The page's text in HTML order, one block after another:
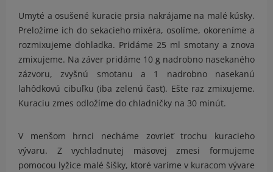
Umyté a osušené kuracie prsia nakrájame na malé kúsky.
Preložíme ich do sekacieho mixéra, osolíme, okoreníme a
rozmixujeme dohladka. Pridáme 25 ml smotany a znova
zmixujeme. Na záver pridáme 10 g nadrobno nasekaného
zázvoru, zvyšnú smotanu a 1 nadrobno nasekanú
lahôdkovú cibuľku (iba zelenú časť). Ešte raz zmixujeme.
Kuraciu zmes odložíme do chladničky na 30 minút.
V menšom hrnci necháme zovrieť trochu kuracieho
vývaru. Z vychladnutej mäsovej zmesi formujeme
pomocou lyžice malé šišky, ktoré varíme v kuracom vývare